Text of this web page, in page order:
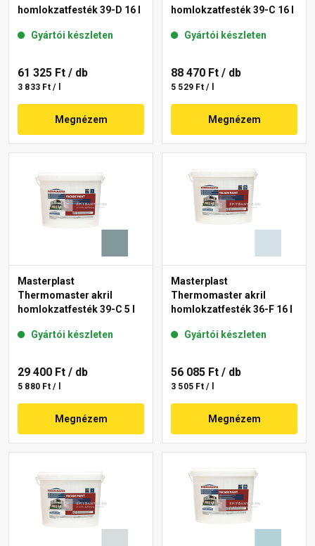
homlokzatfesték 39-D 16 l
Gyártói készleten
61 325 Ft / db
3 833 Ft / l
Megnézem
homlokzatfesték 39-C 16 l
Gyártói készleten
88 470 Ft / db
5 529 Ft / l
Megnézem
Masterplast
Thermomaster akril
homlokzatfesték 39-C 5 l
Gyártói készleten
29 400 Ft / db
5 880 Ft / l
Megnézem
Masterplast
Thermomaster akril
homlokzatfesték 36-F 16 l
Gyártói készleten
56 085 Ft / db
3 505 Ft / l
Megnézem